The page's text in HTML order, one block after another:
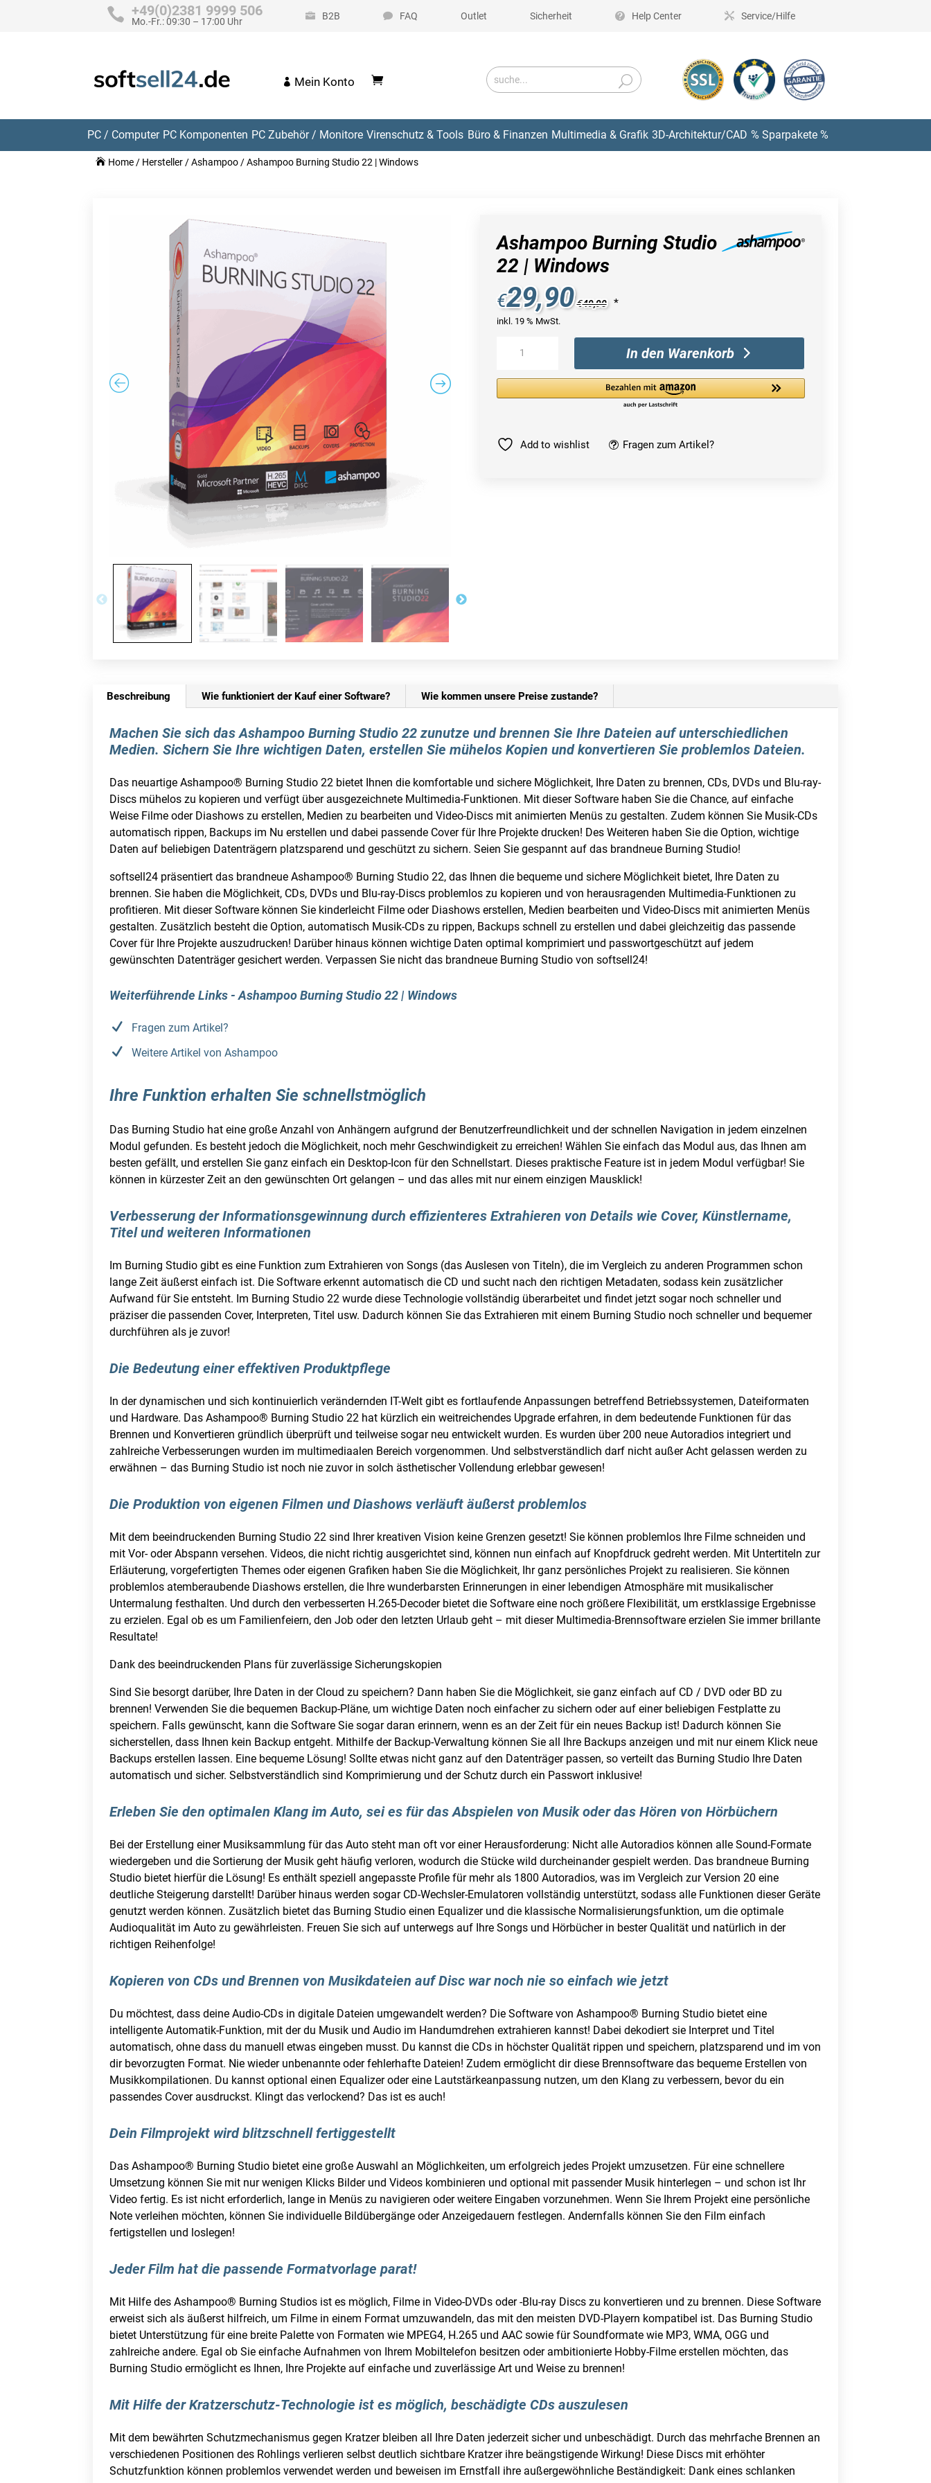
+49(0)2381 9999 506
Mo.-Fr.: 09:30 – 17:00 Uhr B2B FAQ Outlet Sicherheit Help Center Service/Hilfe
Mein Konto
PC / Computer PC Komponenten PC Zubehör / Monitore Virenschutz & Tools Büro & Finanzen Multimedia & Grafik 3D-Architektur/CAD % Sparpakete %
Home / Hersteller /Ashampoo / Ashampoo Burning Studio 22 | Windows
Ashampoo Burning Studio
22 | Windows
€29,90 €49,90 *
inkl. 19 % MwSt.
Burning
Studio
22
Menge
In den Warenkorb
Add to wishlist Fragen zum Artikel?
Beschreibung Wie funktioniert der Kauf einer Software? Wie kommen unsere Preise zustande?
Machen Sie sich das Ashampoo Burning Studio 22 zunutze und brennen Sie Ihre Dateien auf unterschiedlichen
Medien. Sichern Sie Ihre wichtigen Daten, erstellen Sie mühelos Kopien und konvertieren Sie problemlos Dateien.
Das neuartige Ashampoo® Burning Studio 22 bietet Ihnen die komfortable und sichere Möglichkeit, Ihre Daten zu brennen, CDs, DVDs und Blu-ray-
Discs mühelos zu kopieren und verfügt über ausgezeichnete Multimedia-Funktionen. Mit dieser Software haben Sie die Chance, auf einfache
Weise Filme oder Diashows zu erstellen, Medien zu bearbeiten und Video-Discs mit animierten Menüs zu gestalten. Zudem können Sie Musik-CDs
automatisch rippen, Backups im Nu erstellen und dabei passende Cover für Ihre Projekte drucken! Des Weiteren haben Sie die Option, wichtige
Daten auf beliebigen Datenträgern platzsparend und geschützt zu sichern. Seien Sie gespannt auf das brandneue Burning Studio!
softsell24 präsentiert das brandneue Ashampoo® Burning Studio 22, das Ihnen die bequeme und sichere Möglichkeit bietet, Ihre Daten zu
brennen. Sie haben die Möglichkeit, CDs, DVDs und Blu-ray-Discs problemlos zu kopieren und von herausragenden Multimedia-Funktionen zu
profitieren. Mit dieser Software können Sie kinderleicht Filme oder Diashows erstellen, Medien bearbeiten und Video-Discs mit animierten Menüs
gestalten. Zusätzlich besteht die Option, automatisch Musik-CDs zu rippen, Backups schnell zu erstellen und dabei gleichzeitig das passende
Cover für Ihre Projekte auszudrucken! Darüber hinaus können wichtige Daten optimal komprimiert und passwortgeschützt auf jedem
gewünschten Datenträger gesichert werden. Verpassen Sie nicht das brandneue Burning Studio von softsell24!
Weiterführende Links - Ashampoo Burning Studio 22 | Windows
Fragen zum Artikel?
Weitere Artikel von Ashampoo
Ihre Funktion erhalten Sie schnellstmöglich
Das Burning Studio hat eine große Anzahl von Anhängern aufgrund der Benutzerfreundlichkeit und der schnellen Navigation in jedem einzelnen
Modul gefunden. Es besteht jedoch die Möglichkeit, noch mehr Geschwindigkeit zu erreichen! Wählen Sie einfach das Modul aus, das Ihnen am
besten gefällt, und erstellen Sie ganz einfach ein Desktop-Icon für den Schnellstart. Dieses praktische Feature ist in jedem Modul verfügbar! Sie
können in kürzester Zeit an den gewünschten Ort gelangen – und das alles mit nur einem einzigen Mausklick!
Verbesserung der Informationsgewinnung durch effizienteres Extrahieren von Details wie Cover, Künstlername,
Titel und weiteren Informationen
Im Burning Studio gibt es eine Funktion zum Extrahieren von Songs (das Auslesen von Titeln), die im Vergleich zu anderen Programmen schon
lange Zeit äußerst einfach ist. Die Software erkennt automatisch die CD und sucht nach den richtigen Metadaten, sodass kein zusätzlicher
Aufwand für Sie entsteht. Im Burning Studio 22 wurde diese Technologie vollständig überarbeitet und findet jetzt sogar noch schneller und
präziser die passenden Cover, Interpreten, Titel usw. Dadurch können Sie das Extrahieren mit einem Burning Studio noch schneller und bequemer
durchführen als je zuvor!
Die Bedeutung einer effektiven Produktpflege
In der dynamischen und sich kontinuierlich verändernden IT-Welt gibt es fortlaufende Anpassungen betreffend Betriebssystemen, Dateiformaten
und Hardware. Das Ashampoo® Burning Studio 22 hat kürzlich ein weitreichendes Upgrade erfahren, in dem bedeutende Funktionen für das
Brennen und Konvertieren gründlich überprüft und teilweise sogar neu entwickelt wurden. Es wurden über 200 neue Autoradios integriert und
zahlreiche Verbesserungen wurden im multimediaalen Bereich vorgenommen. Und selbstverständlich darf nicht außer Acht gelassen werden zu
erwähnen – das Burning Studio ist noch nie zuvor in solch ästhetischer Vollendung erlebbar gewesen!
Die Produktion von eigenen Filmen und Diashows verläuft äußerst problemlos
Mit dem beeindruckenden Burning Studio 22 sind Ihrer kreativen Vision keine Grenzen gesetzt! Sie können problemlos Ihre Filme schneiden und
mit Vor- oder Abspann versehen. Videos, die nicht richtig ausgerichtet sind, können nun einfach auf Knopfdruck gedreht werden. Mit Untertiteln zur
Erläuterung, vorgefertigten Themes oder eigenen Grafiken haben Sie die Möglichkeit, Ihr ganz persönliches Projekt zu realisieren. Sie können
problemlos atemberaubende Diashows erstellen, die Ihre wunderbarsten Erinnerungen in einer lebendigen Atmosphäre mit musikalischer
Untermalung festhalten. Und durch den verbesserten H.265-Decoder bietet die Software eine noch größere Flexibilität, um erstklassige Ergebnisse
zu erzielen. Egal ob es um Familienfeiern, den Job oder den letzten Urlaub geht – mit dieser Multimedia-Brennsoftware erzielen Sie immer brillante
Resultate!
Dank des beeindruckenden Plans für zuverlässige Sicherungskopien
Sind Sie besorgt darüber, Ihre Daten in der Cloud zu speichern? Dann haben Sie die Möglichkeit, sie ganz einfach auf CD / DVD oder BD zu
brennen! Verwenden Sie die bequemen Backup-Pläne, um wichtige Daten noch einfacher zu sichern oder auf einer beliebigen Festplatte zu
speichern. Falls gewünscht, kann die Software Sie sogar daran erinnern, wenn es an der Zeit für ein neues Backup ist! Dadurch können Sie
sicherstellen, dass Ihnen kein Backup entgeht. Mithilfe der Backup-Verwaltung können Sie all Ihre Backups anzeigen und mit nur einem Klick neue
Backups erstellen lassen. Eine bequeme Lösung! Sollte etwas nicht ganz auf den Datenträger passen, so verteilt das Burning Studio Ihre Daten
automatisch und sicher. Selbstverständlich sind Komprimierung und der Schutz durch ein Passwort inklusive!
Erleben Sie den optimalen Klang im Auto, sei es für das Abspielen von Musik oder das Hören von Hörbüchern
Bei der Erstellung einer Musiksammlung für das Auto steht man oft vor einer Herausforderung: Nicht alle Autoradios können alle Sound-Formate
wiedergeben und die Sortierung der Musik geht häufig verloren, wodurch die Stücke wild durcheinander gespielt werden. Das brandneue Burning
Studio bietet hierfür die Lösung! Es enthält speziell angepasste Profile für mehr als 1800 Autoradios, was im Vergleich zur Version 20 eine
deutliche Steigerung darstellt! Darüber hinaus werden sogar CD-Wechsler-Emulatoren vollständig unterstützt, sodass alle Funktionen dieser Geräte
genutzt werden können. Zusätzlich bietet das Burning Studio einen Equalizer und die klassische Normalisierungsfunktion, um die optimale
Audioqualität im Auto zu gewährleisten. Freuen Sie sich auf unterwegs auf Ihre Songs und Hörbücher in bester Qualität und natürlich in der
richtigen Reihenfolge!
Kopieren von CDs und Brennen von Musikdateien auf Disc war noch nie so einfach wie jetzt
Du möchtest, dass deine Audio-CDs in digitale Dateien umgewandelt werden? Die Software von Ashampoo® Burning Studio bietet eine
intelligente Automatik-Funktion, mit der du Musik und Audio im Handumdrehen extrahieren kannst! Dabei dekodiert sie Interpret und Titel
automatisch, ohne dass du manuell etwas eingeben musst. Du kannst die CDs in höchster Qualität rippen und speichern, platzsparend und im von
dir bevorzugten Format. Nie wieder unbenannte oder fehlerhafte Dateien! Zudem ermöglicht dir diese Brennsoftware das bequeme Erstellen von
Musikkompilationen. Du kannst optional einen Equalizer oder eine Lautstärkeanpassung nutzen, um den Klang zu verbessern, bevor du ein
passendes Cover ausdruckst. Klingt das verlockend? Das ist es auch!
Dein Filmprojekt wird blitzschnell fertiggestellt
Das Ashampoo® Burning Studio bietet eine große Auswahl an Möglichkeiten, um erfolgreich jedes Projekt umzusetzen. Für eine schnellere
Umsetzung können Sie mit nur wenigen Klicks Bilder und Videos kombinieren und optional mit passender Musik hinterlegen – und schon ist Ihr
Video fertig. Es ist nicht erforderlich, lange in Menüs zu navigieren oder weitere Eingaben vorzunehmen. Wenn Sie Ihrem Projekt eine persönliche
Note verleihen möchten, können Sie individuelle Bildübergänge oder Anzeigedauern festlegen. Andernfalls können Sie den Film einfach
fertigstellen und loslegen!
Jeder Film hat die passende Formatvorlage parat!
Mit Hilfe des Ashampoo® Burning Studios ist es möglich, Filme in Video-DVDs oder -Blu-ray Discs zu konvertieren und zu brennen. Diese Software
erweist sich als äußerst hilfreich, um Filme in einem Format umzuwandeln, das mit den meisten DVD-Playern kompatibel ist. Das Burning Studio
bietet Unterstützung für eine breite Palette von Formaten wie MPEG4, H.265 und AAC sowie für Soundformate wie MP3, WMA, OGG und
zahlreiche andere. Egal ob Sie einfache Aufnahmen von Ihrem Mobiltelefon besitzen oder ambitionierte Hobby-Filme erstellen möchten, das
Burning Studio ermöglicht es Ihnen, Ihre Projekte auf einfache und zuverlässige Art und Weise zu brennen!
Mit Hilfe der Kratzerschutz-Technologie ist es möglich, beschädigte CDs auszulesen
Mit dem bewährten Schutzmechanismus gegen Kratzer bleiben all Ihre Daten jederzeit sicher und unbeschädigt. Durch das mehrfache Brennen an
verschiedenen Positionen des Rohlings verlieren selbst deutlich sichtbare Kratzer ihre beängstigende Wirkung! Diese Discs mit erhöhter
Schutzfunktion können problemlos verwendet werden und beweisen im Ernstfall ihre außergewöhnliche Beständigkeit: Dank eines schlanken